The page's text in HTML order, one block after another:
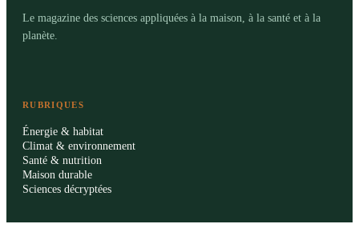
Le magazine des sciences appliquées à la maison, à la santé et à la
planète.
RUBRIQUES
Énergie & habitat
Climat & environnement
Santé & nutrition
Maison durable
Sciences décryptées